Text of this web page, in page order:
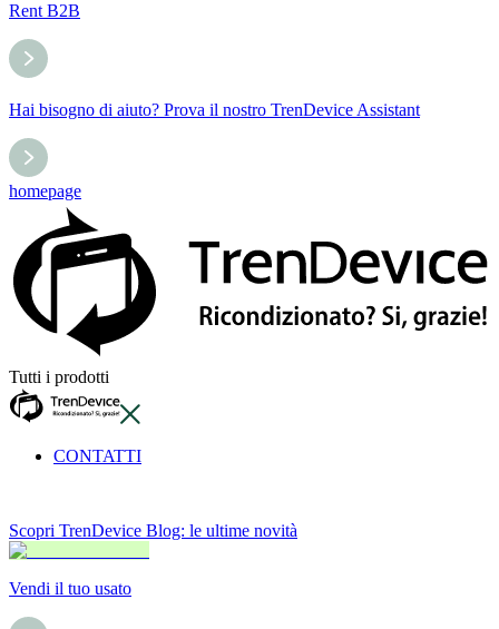
Rent B2B
Hai bisogno di aiuto? Prova il nostro TrenDevice Assistant
homepage
Tutti i prodotti
CONTATTI
Scopri TrenDevice Blog: le ultime novità
Vendi il tuo usato